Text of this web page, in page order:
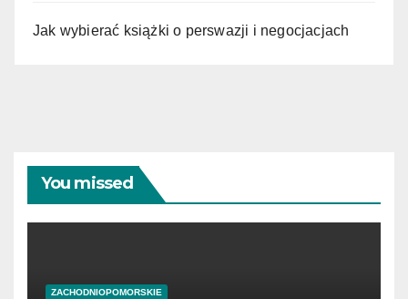
Jak wybierać książki o perswazji i negocjacjach
You missed
ZACHODNIOPOMORSKIE